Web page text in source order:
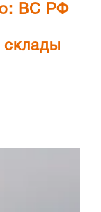
ВС РФ
склады